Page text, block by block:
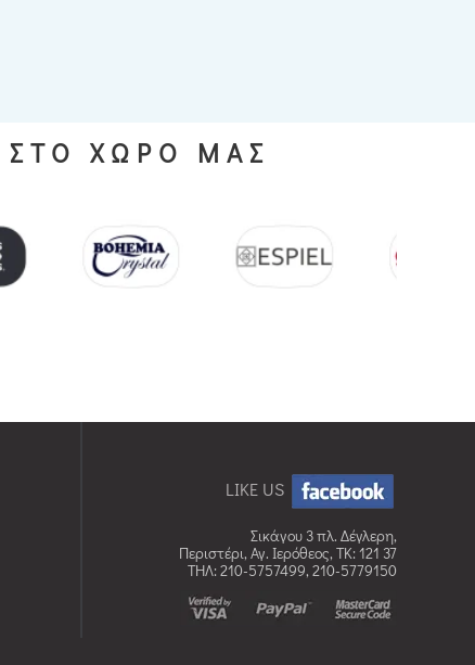
ΣΤΟ ΧΩΡΟ ΜΑΣ
LIKE US
Σικάγου 3 πλ. Δέγλερη,
Περιστέρι, Αγ. Ιερόθεος, TK: 121 37
ΤΗΛ: 210-5757499, 210-5779150